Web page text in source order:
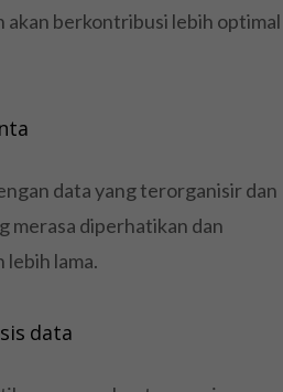
akan berkontribusi lebih optimal
data yang terorganisir dan
merasa diperhatikan dan
lama.
data